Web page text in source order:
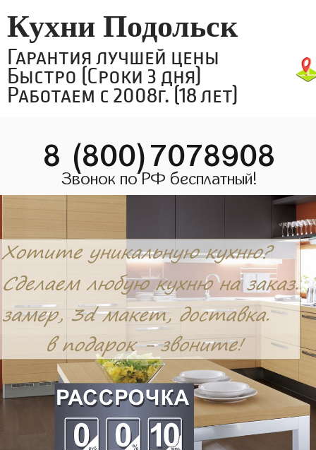
Кухни Подольск
Гарантия лучшей цены
Быстро (Сроки 3 дня)
Работаем с 2008г. (18 лет)
8 (800)7078908
Звонок по РФ бесплатный!